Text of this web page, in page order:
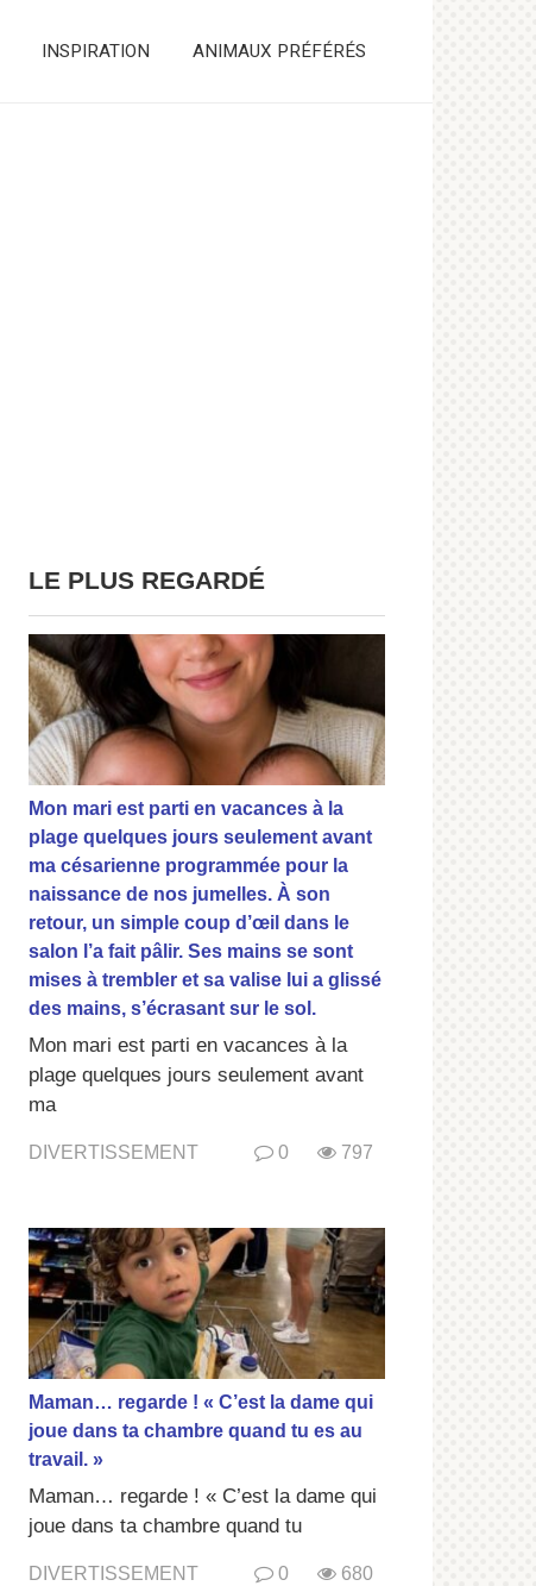
INSPIRATION ANIMAUX PRÉFÉRÉS
LE PLUS REGARDÉ
Mon mari est parti en vacances à la
plage quelques jours seulement avant
ma césarienne programmée pour la
naissance de nos jumelles. À son
retour, un simple coup d’œil dans le
salon l’a fait pâlir. Ses mains se sont
mises à trembler et sa valise lui a glissé
des mains, s’écrasant sur le sol.
Mon mari est parti en vacances à la
plage quelques jours seulement avant
ma
DIVERTISSEMENT 0 797
Maman… regarde ! « C’est la dame qui
joue dans ta chambre quand tu es au
travail. »
Maman… regarde ! « C’est la dame qui
joue dans ta chambre quand tu
DIVERTISSEMENT 0 680